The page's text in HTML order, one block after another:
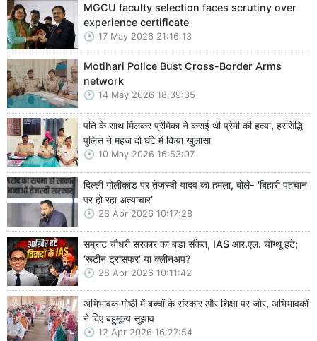
MGCU faculty selection faces scrutiny over
experience certificate
17 May 2026 21:16:13
Motihari Police Bust Cross-Border Arms
network
14 May 2026 18:39:35
पति के साथ मिलकर प्रेमिका ने कराई थी प्रेमी की हत्या, हरसिद्धि
पुलिस ने महज दो घंटे में किया खुलासा
10 May 2026 16:53:07
दिल्ली गोलीकांड पर तेजस्वी यादव का हमला, बोले- ‘बिहारी पहचान
पर हो रहा अत्याचार’
28 Apr 2026 10:17:28
सम्राट चौधरी सरकार का बड़ा संकेत, IAS आर.एल. चोंग्थू हटे;
‘रूटीन ट्रांसफर’ या क्लीनअप?
28 Apr 2026 10:11:42
अभिभावक गोष्ठी में बच्चों के संस्कार और शिक्षा पर जोर, अभिभावकों
ने दिए बहुमूल्य सुझाव
12 Apr 2026 16:27:54